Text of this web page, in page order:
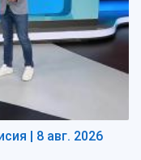
| 8 авг. 2026